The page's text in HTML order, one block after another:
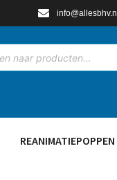
info@allesbhv.nl
REANIMATIEPOPPEN